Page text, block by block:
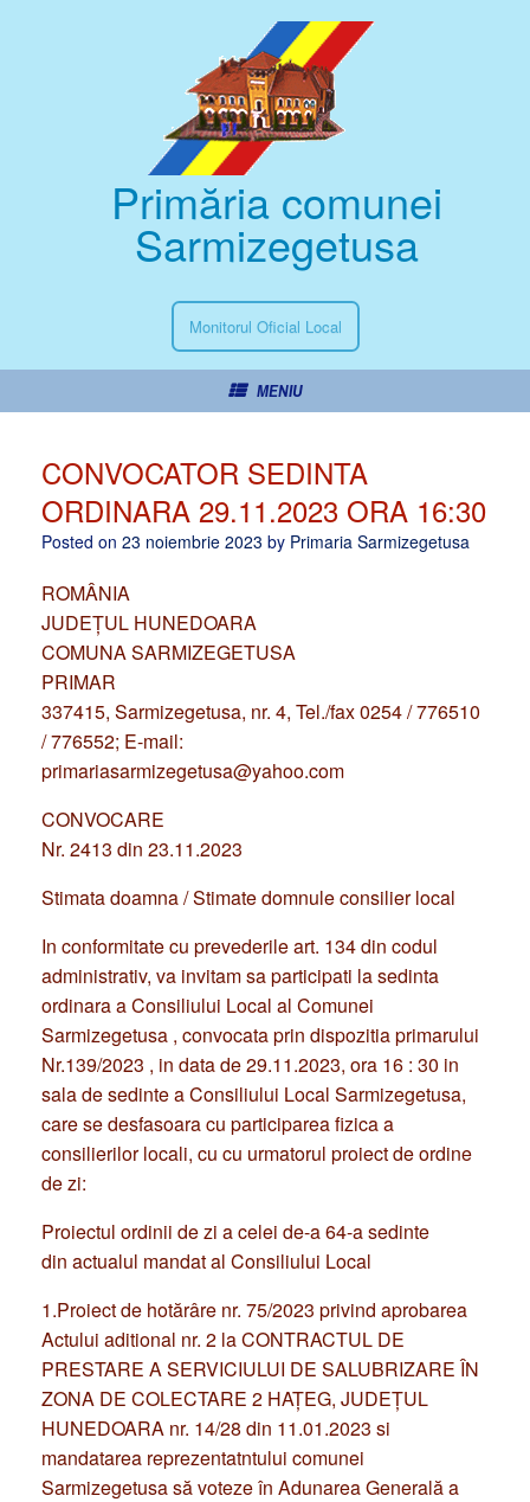
Primăria comunei
Sarmizegetusa
Monitorul Oficial Local
MENIU
CONVOCATOR SEDINTA
ORDINARA 29.11.2023 ORA 16:30
Posted on 23 noiembrie 2023 by Primaria Sarmizegetusa
ROMÂNIA
JUDEŢUL HUNEDOARA
COMUNA SARMIZEGETUSA
PRIMAR
337415, Sarmizegetusa, nr. 4, Tel./fax 0254 / 776510
/ 776552; E-mail:
primariasarmizegetusa@yahoo.com
CONVOCARE
Nr. 2413 din 23.11.2023
Stimata doamna / Stimate domnule consilier local
In conformitate cu prevederile art. 134 din codul
administrativ, va invitam sa participati la sedinta
ordinara a Consiliului Local al Comunei
Sarmizegetusa , convocata prin dispozitia primarului
Nr.139/2023 , in data de 29.11.2023, ora 16 : 30 in
sala de sedinte a Consiliului Local Sarmizegetusa,
care se desfasoara cu participarea fizica a
consilierilor locali, cu cu urmatorul proiect de ordine
de zi:
Proiectul ordinii de zi a celei de-a 64-a sedinte
din actualul mandat al Consiliului Local
1.Proiect de hotărâre nr. 75/2023 privind aprobarea
Actului aditional nr. 2 la CONTRACTUL DE
PRESTARE A SERVICIULUI DE SALUBRIZARE ÎN
ZONA DE COLECTARE 2 HAȚEG, JUDEȚUL
HUNEDOARA nr. 14/28 din 11.01.2023 si
mandatarea reprezentatntului comunei
Sarmizegetusa să voteze în Adunarea Generală a